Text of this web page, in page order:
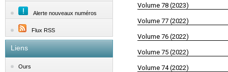
Alerte nouveaux numéros
Flux RSS
Liens
Ours
Volume 78 (2023)
Volume 77 (2022)
Volume 76 (2022)
Volume 75 (2022)
Volume 74 (2022)